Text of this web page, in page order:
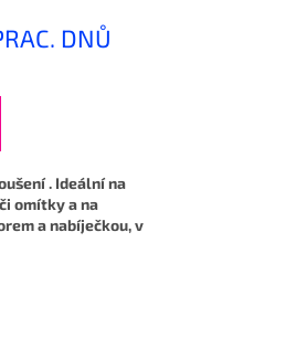
DNŮ
. Ideální na
omítky a na
a nabíječkou, v